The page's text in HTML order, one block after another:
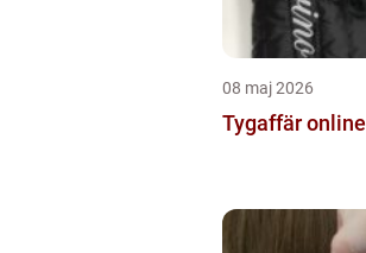
08 maj 2026
Tygaffär online